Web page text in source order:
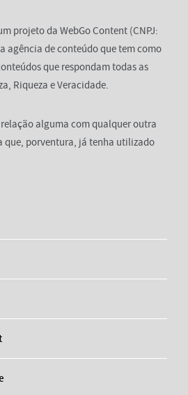
projeto da WebGo Content (CNPJ:
agência de conteúdo que tem como
que respondam todas as
Riqueza e Veracidade.
alguma com qualquer outra
que, porventura, já tenha utilizado